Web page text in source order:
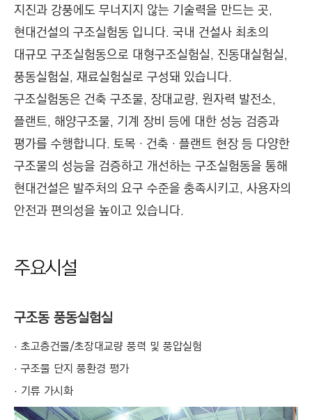
N
E
E
R
I
N
G
&
C
O
N
S
T
O
N
지진과 강풍에도 무너지지 않는 기술력을 만드는 곳,
현대건설의 구조실험동 입니다. 국내 건설사 최초의
대규모 구조실험동으로 대형구조실험실, 진동대실험실,
풍동실험실, 재료실험실로 구성돼 있습니다.
구조실험동은 건축 구조물, 장대교량, 원자력 발전소,
플랜트, 해양구조물, 기계 장비 등에 대한 성능 검증과
평가를 수행합니다. 토목 · 건축 · 플랜트 현장 등 다양한
구조물의 성능을 검증하고 개선하는 구조실험동을 통해
현대건설은 발주처의 요구 수준을 충족시키고, 사용자의
안전과 편의성을 높이고 있습니다.
주요시설
구조동 풍동실험실
초고층건물/초장대교량 풍력 및 풍압실험
구조물 단지 풍환경 평가
기류 가시화